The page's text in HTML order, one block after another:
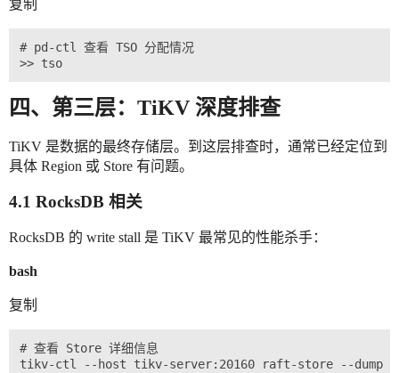
复制
# pd-ctl 查看 TSO 分配情况
四、第三层：TiKV 深度排查
TiKV 是数据的最终存储层。到这层排查时，通常已经定位到
具体 Region 或 Store 有问题。
4.1 RocksDB 相关
RocksDB 的 write stall 是 TiKV 最常见的性能杀手：
bash
复制
# 查看 Store 详细信息
tikv-ctl --host tikv-server:20160 raft-store --dump